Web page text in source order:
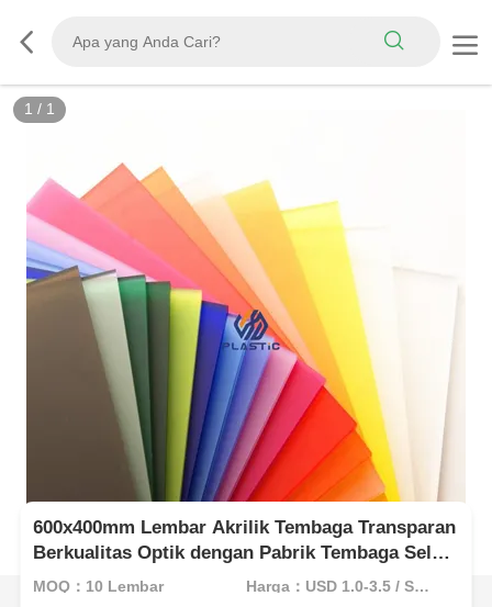
1 / 1
600x400mm Lembar Akrilik Tembaga Transparan
Berkualitas Optik dengan Pabrik Tembaga Sel
untuk Tampilan Ritel
MOQ：10 Lembar Harga：USD 1.0-3.5 / Sheet